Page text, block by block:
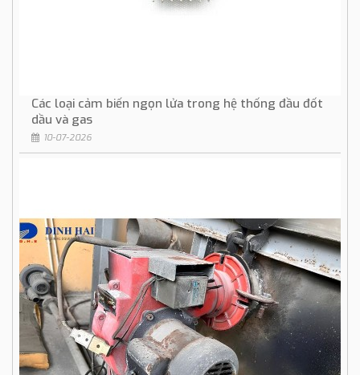
Các loại cảm biến ngọn lửa trong hệ thống đầu đốt
dầu và gas
10-07-2026